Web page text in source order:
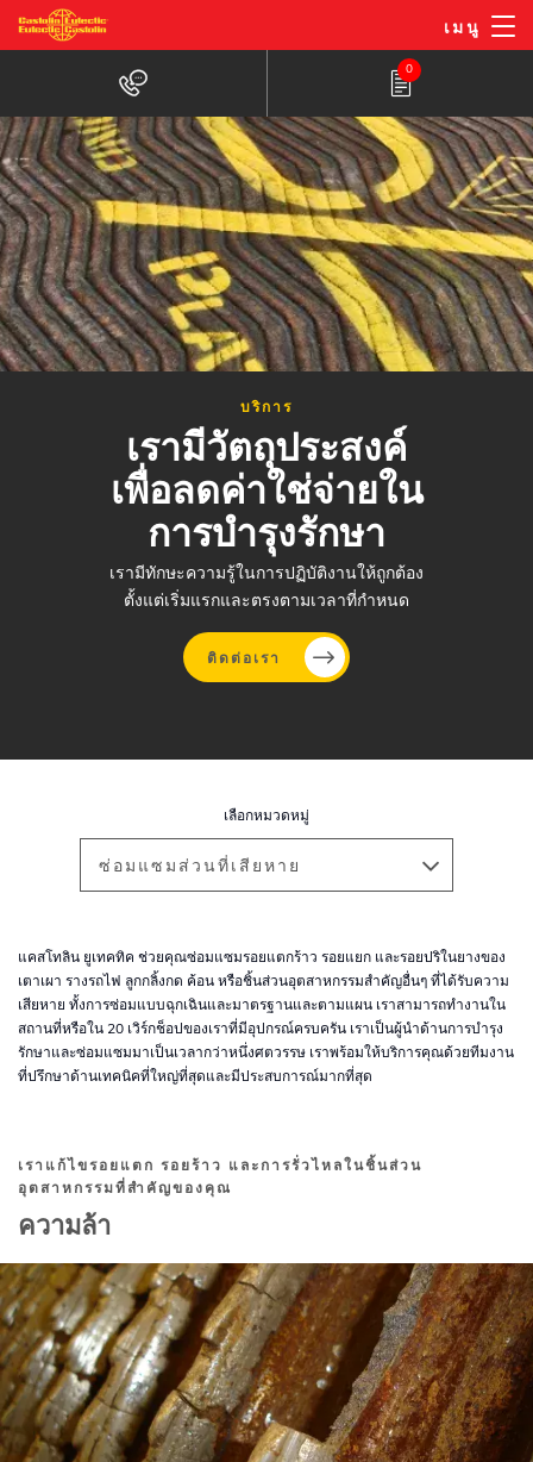
ข้าม
ไป
เนื้อหา
หลัก
เมนู
0
บริการ
เรามีวัตถุประสงค์
เพื่อลดค่าใช่จ่ายใน
การบำรุงรักษา
เรามีทักษะความรู้ในการปฏิบัติงานให้ถูกต้อง
ตั้งแต่เริ่มแรกและตรงตามเวลาที่กำหนด
ติดต่อเรา
เนื้อหา
เลือกหมวดหมู่
ซ่อมแซมส่วนที่เสียหาย
แคสโทลิน ยูเทคทิค ช่วยคุณซ่อมแซมรอยแตกร้าว รอยแยก และรอยปริในยางของ
เตาเผา รางรถไฟ ลูกกลิ้งกด ค้อน หรือชิ้นส่วนอุตสาหกรรมสำคัญอื่นๆ ที่ได้รับความ
เสียหาย ทั้งการซ่อมแบบฉุกเฉินและมาตรฐานและตามแผน เราสามารถทำงานใน
สถานที่หรือใน 20 เวิร์กช็อปของเราที่มีอุปกรณ์ครบครัน เราเป็นผู้นำด้านการบำรุง
รักษาและซ่อมแซมมาเป็นเวลากว่าหนึ่งศตวรรษ เราพร้อมให้บริการคุณด้วยทีมงาน
ที่ปรึกษาด้านเทคนิคที่ใหญ่ที่สุดและมีประสบการณ์มากที่สุด
เราแก้ไขรอยแตก รอยร้าว และการรั่วไหลในชิ้นส่วน
อุตสาหกรรมที่สำคัญของคุณ
ความล้า